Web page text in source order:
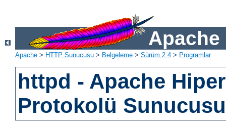
Apache
Apache > HTTP Sunucusu > Belgeleme > Sürüm 2.4 > Programlar
httpd - Apache
Protokolü Sunucusu